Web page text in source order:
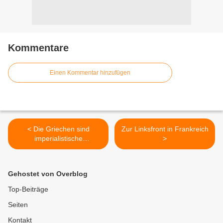
Kommentare
Einen Kommentar hinzufügen
< Die Griechen sind
imperialistische
Einmischung "gewohnt"
Zur Linksfront in Frankreich
>
Gehostet von Overblog
Top-Beiträge
Seiten
Kontakt